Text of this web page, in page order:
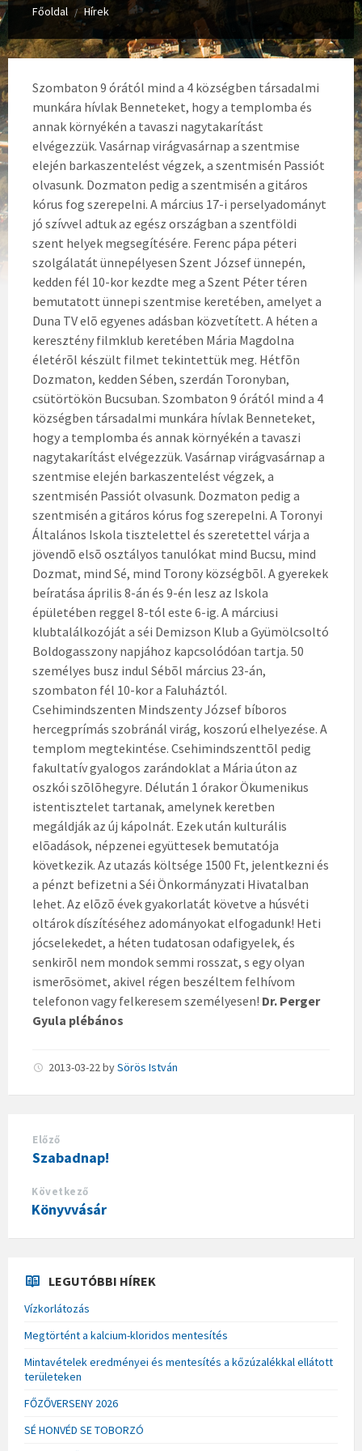
Főoldal / Hírek
Szombaton 9 órától mind a 4 községben társadalmi
munkára hívlak Benneteket, hogy a templomba és
annak környékén a tavaszi nagytakarítást
elvégezzük. Vasárnap virágvasárnap a szentmise
elején barkaszentelést végzek, a szentmisén Passiót
olvasunk. Dozmaton pedig a szentmisén a gitáros
kórus fog szerepelni. A március 17-i perselyadományt
jó szívvel adtuk az egész országban a szentföldi
szent helyek megsegítésére. Ferenc pápa péteri
szolgálatát ünnepélyesen Szent József ünnepén,
kedden fél 10-kor kezdte meg a Szent Péter téren
bemutatott ünnepi szentmise keretében, amelyet a
Duna TV elõ egyenes adásban közvetített. A héten a
keresztény filmklub keretében Mária Magdolna
életérõl készült filmet tekintettük meg. Hétfõn
Dozmaton, kedden Sében, szerdán Toronyban,
csütörtökön Bucsuban. Szombaton 9 órától mind a 4
községben társadalmi munkára hívlak Benneteket,
hogy a templomba és annak környékén a tavaszi
nagytakarítást elvégezzük. Vasárnap virágvasárnap a
szentmise elején barkaszentelést végzek, a
szentmisén Passiót olvasunk. Dozmaton pedig a
szentmisén a gitáros kórus fog szerepelni. A Toronyi
Általános Iskola tisztelettel és szeretettel várja a
jövendõ elsõ osztályos tanulókat mind Bucsu, mind
Dozmat, mind Sé, mind Torony községbõl. A gyerekek
beíratása április 8-án és 9-én lesz az Iskola
épületében reggel 8-tól este 6-ig. A márciusi
klubtalálkozóját a séi Demizson Klub a Gyümölcsoltó
Boldogasszony napjához kapcsolódóan tartja. 50
személyes busz indul Sébõl március 23-án,
szombaton fél 10-kor a Faluháztól.
Csehimindszenten Mindszenty József bíboros
hercegprímás szobránál virág, koszorú elhelyezése. A
templom megtekintése. Csehimindszenttõl pedig
fakultatív gyalogos zarándoklat a Mária úton az
oszkói szõlõhegyre. Délután 1 órakor Ökumenikus
istentisztelet tartanak, amelynek keretben
megáldják az új kápolnát. Ezek után kulturális
elõadások, népzenei együttesek bemutatója
következik. Az utazás költsége 1500 Ft, jelentkezni és
a pénzt befizetni a Séi Önkormányzati Hivatalban
lehet. Az elõzõ évek gyakorlatát követve a húsvéti
oltárok díszítéséhez adományokat elfogadunk! Heti
jócselekedet, a héten tudatosan odafigyelek, és
senkirõl nem mondok semmi rosszat, s egy olyan
ismerõsömet, akivel régen beszéltem felhívom
telefonon vagy felkeresem személyesen! Dr. Perger
Gyula plébános
2013-03-22bySörös István
Előző
Szabadnap!
Következő
Könyvvásár
LEGUTÓBBI HÍREK
Vízkorlátozás
Megtörtént a kalcium-kloridos mentesítés
Mintavételek eredményei és mentesítés a kőzúzalékkal ellátott
területeken
FŐZŐVERSENY 2026
SÉ HONVÉD SE TOBORZÓ